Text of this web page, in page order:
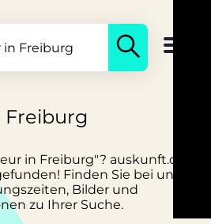
in Freiburg"? auskunft.de
Finden Sie bei uns
Bilder und
zu Ihrer Suche.